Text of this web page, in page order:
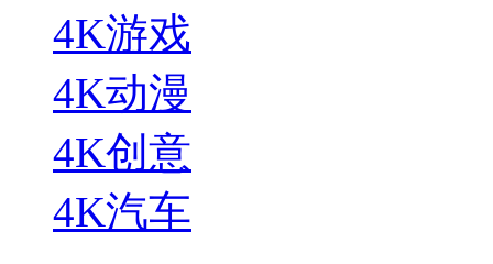
4K游戏
4K动漫
4K创意
4K汽车